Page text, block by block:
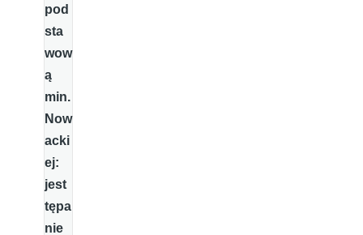
pod
sta
wow
ą
min.
Now
acki
ej:
jest
tępa
nie